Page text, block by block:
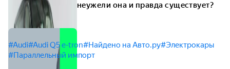
неужели она и правда существует?
#Audi#Audi Q5 e-tron#Найдено на Авто.ру#Электрокары
#Параллельный импорт